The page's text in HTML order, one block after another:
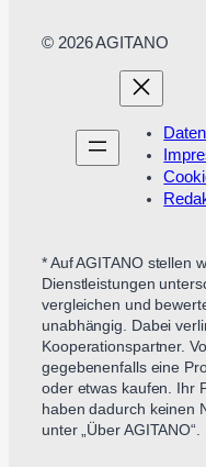
© 2026 AGITANO
* Auf AGITANO stellen
Dienstleistungen
vergleichen und
unabhängig. Dabei
Kooperationspartner.
gegebenenfalls eine
oder etwas kaufen. Ihr
haben dadurch keinen
unter „Über AGITANO“.